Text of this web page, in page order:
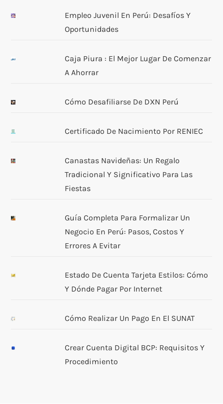
Empleo Juvenil En Perú: Desafíos Y
Oportunidades
Caja Piura : El Mejor Lugar De Comenzar
A Ahorrar
Cómo Desafiliarse De DXN Perú
Certificado De Nacimiento Por RENIEC
Canastas Navideñas: Un Regalo
Tradicional Y Significativo Para Las
Fiestas
Guía Completa Para Formalizar Un
Negocio En Perú: Pasos, Costos Y
Errores A Evitar
Estado De Cuenta Tarjeta Estilos: Cómo
Y Dónde Pagar Por Internet
Cómo Realizar Un Pago En El SUNAT
Crear Cuenta Digital BCP: Requisitos Y
Procedimiento